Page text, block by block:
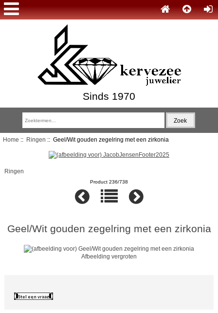
Sinds 1970
Home :: Ringen :: Geel/Wit gouden zegelring met een zirkonia
Ringen
Product 236/738
Geel/Wit gouden zegelring met een zirkonia
Afbeelding vergroten